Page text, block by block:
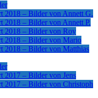
2018 – Bilder von Annett G.
2018 – Bilder von Annett P.
2018 – Bilder von Roy
2018 – Bilder von Mario
2018 – Bilder von Matthias
2017 – Bilder von Jens
2017 – Bilder von Christoph